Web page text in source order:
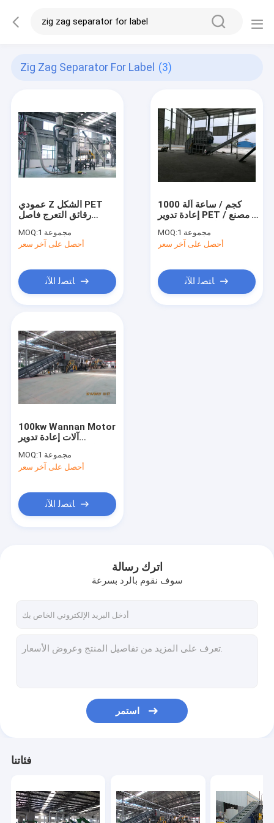
Zig Zag Separator For Label (3)
عمودي Z الشكل PET
رقائق التعرج فاصل
MOQ:
1 مجموعة
أحصل على آخر سعر
ﺎﺘﺼﻟ ﺍﻶﻧ
1000 كجم / ساعة آلة
إعادة تدوير PET / مصنع
الحيوانات الأليفة / خط
غسيل تقشر الحيوانات
البلاستيك
MOQ:
1 مجموعة
أحصل على آخر سعر
ﺎﺘﺼﻟ ﺍﻶﻧ
100kw Wannan Motor
آلات إعادة تدوير
MOQ:
1 مجموعة
أحصل على آخر سعر
ﺎﺘﺼﻟ ﺍﻶﻧ
اترك رسالة
سوف نقوم بالرد بسرعة
استمر
فئاتنا